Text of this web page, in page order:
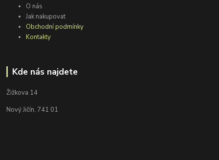
O nás
Jak nakupovat
Obchodní podmínky
Kontakty
Kde nás najdete
Žižkova 14
Nový Jičín, 741 01